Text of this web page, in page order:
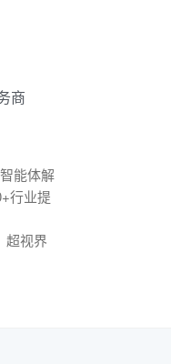
商
能体解
行业提
超视界